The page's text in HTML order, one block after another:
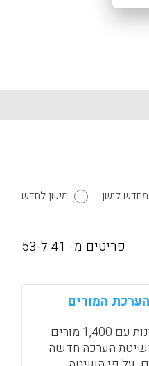
מחדש לישן
מישן לחדש
פריטים מ- 41 ל-53
המורים
דוח שפורסם באוהיו ומבוסס על ראיונות עם 1,400 מורים
הערכה חדשה